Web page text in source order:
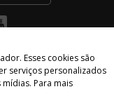
Esses cookies são
serviços personalizados
Para mais